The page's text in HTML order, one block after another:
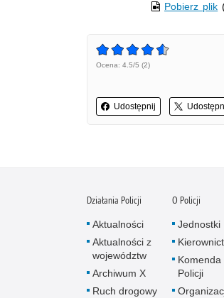
Pobierz plik
Ocena: 4.5/5 (2)
Udostępnij
Działania Policji
Aktualności
Aktualności z
województw
Archiwum X
Ruch drogowy
O Policji
Jednostki
Komenda
Policji